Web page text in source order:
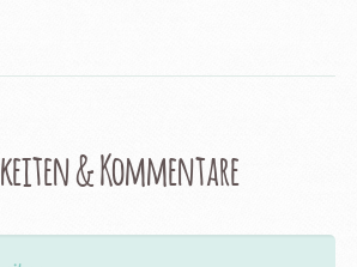
& Kommentare